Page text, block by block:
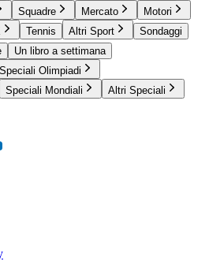
Squadre Mercato
Motori
Tennis Altri Sport
Sondaggi
Un libro a settimana
Speciali Olimpiadi
Speciali Mondiali Altri Speciali